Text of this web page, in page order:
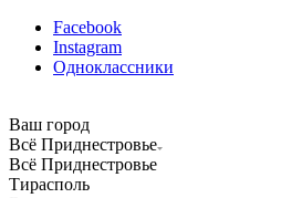
Facebook
Instagram
Одноклассники
Ваш город
Всё Приднестровье
Всё Приднестровье
Тирасполь